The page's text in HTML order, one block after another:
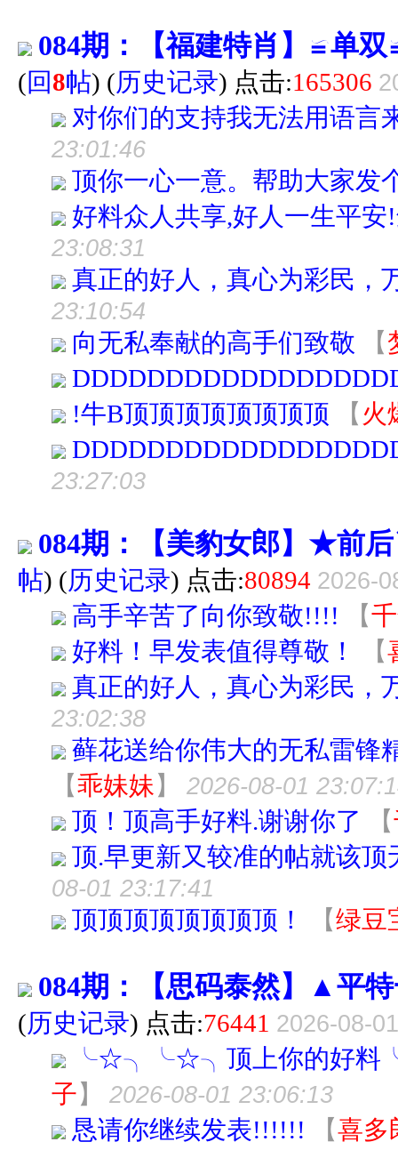
084期：【福建特肖】≌单
(回8帖) (历史记录) 点击:165306
对你们的支持我无法用语言
23:01:46
顶你一心一意。帮助大家发
好料众人共享,好人一生平安
23:08:31
真正的好人，真心为彩民，
23:10:54
向无私奉献的高手们致敬 【
!牛B顶顶顶顶顶顶顶顶
【 火
23:27:03
084期：【美豹女郎】★前
帖) (历史记录) 点击:80894 2026-
高手辛苦了向你致敬!!!! 【
好料！早发表值得尊敬！
【
真正的好人，真心为彩民，
23:02:38
藓花送给你伟大的无私雷锋
【乖妹妹 】 2026-08-01
顶！顶高手好料.谢谢你了 【
顶.早更新又较准的帖就该顶
08-01 23:17:41
顶顶顶顶顶顶顶顶！ 【绿豆
084期：【思码泰然】▲平
(历史记录) 点击:76441 2026-08-
╰☆╮╰☆╮顶上你的好
子】 2026-08-01 23:06:13
恳请你继续发表!!!!!! 【喜多